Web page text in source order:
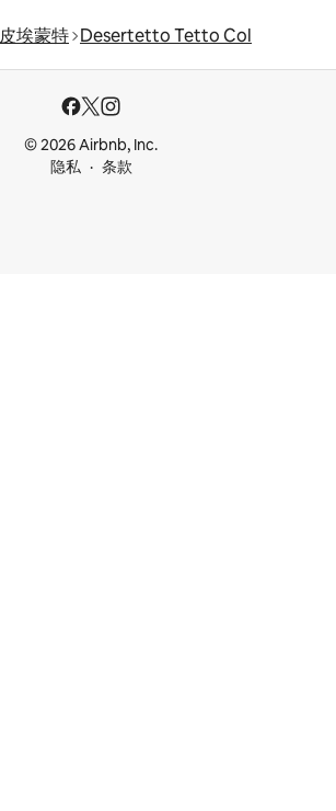
皮埃蒙特 Desertetto Tetto Col
© 2026 Airbnb, Inc.
隐私
条款